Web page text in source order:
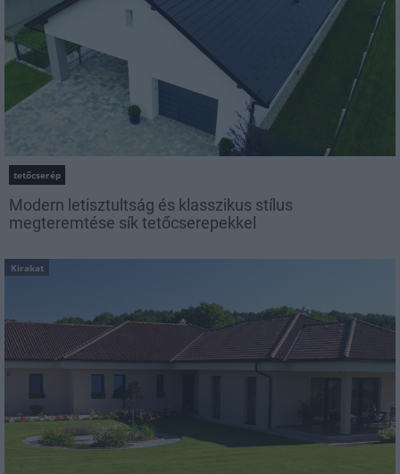
tetőcserép
Modern letisztultság és klasszikus stílus
megteremtése sík tetőcserepekkel
Kirakat